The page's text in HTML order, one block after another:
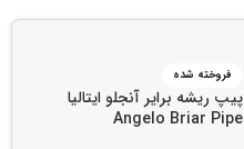
فروخته شده
پیپ ریشه برایر آنجلو ایتالیا
Angelo Briar Pipe